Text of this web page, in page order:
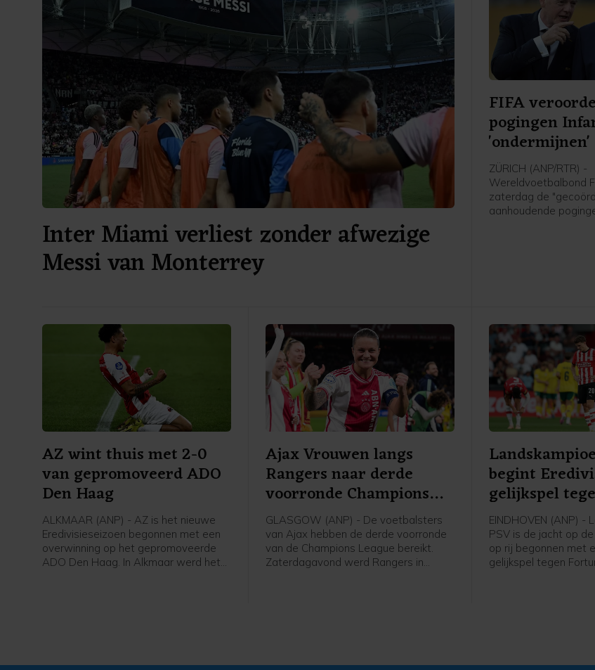
Inter Miami verliest zonder afwezige
Messi van Monterrey
FIFA
pogingen
'ondermijnen'
ZÜRICH (ANP/RTR) -
Wereldvoetbalbond
zaterdag de
aanhoudende
AZ wint thuis met 2-0
van gepromoveerd ADO
Den Haag
ALKMAAR (ANP) - AZ is het nieuwe
Eredivisieseizoen begonnen met een
overwinning op het gepromoveerde
ADO Den Haag. In Alkmaar werd het
Ajax Vrouwen langs
Rangers naar derde
voorronde Champions
League
GLASGOW (ANP) - De voetbalsters
van Ajax hebben de derde voorronde
van de Champions League bereikt.
Zaterdagavond werd Rangers in
begint
gelijkspel
EINDHOVEN (ANP) -
PSV is de jacht op
op rij begonnen met
gelijkspel tegen